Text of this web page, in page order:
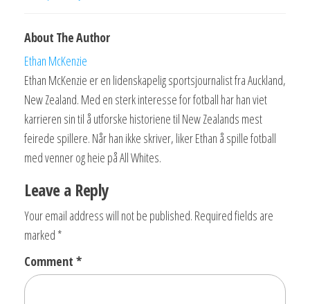
About The Author
Ethan McKenzie
Ethan McKenzie er en lidenskapelig sportsjournalist fra Auckland,
New Zealand. Med en sterk interesse for fotball har han viet
karrieren sin til å utforske historiene til New Zealands mest
feirede spillere. Når han ikke skriver, liker Ethan å spille fotball
med venner og heie på All Whites.
Leave a Reply
Your email address will not be published. Required fields are
marked *
Comment *